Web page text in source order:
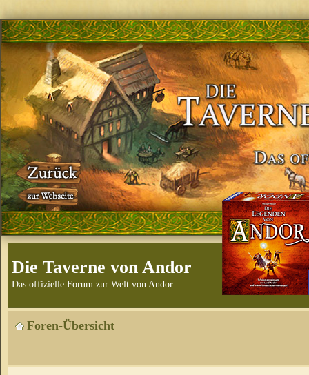
Die Taverne von Andor
Das offizielle Forum zur Welt von Andor
Foren-Übersicht